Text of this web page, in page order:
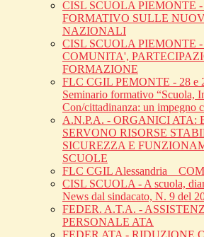
CISL SCUOLA PIEMONTE -
FORMATIVO SULLE
NAZIONALI
CISL SCUOLA PIEMONTE
COMUNITA',
FORMAZIONE
FLC CGIL PEMONTE - 28 e
Seminario formativo “Scuola,
Con/cittadinanza: un impegno
A.N.P.A. - ORGANICI ATA:
SERVONO RISORSE
SICUREZZA E
SCUOLE
FLC CGIL Alessandria _
CISL SCUOLA - A scuola,
News dal sindacato, N. 9 del
FEDER. A.T.A. -
PERSONALE ATA